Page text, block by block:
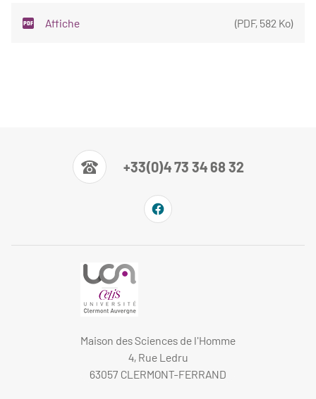
Affiche (PDF, 582 Ko)
+33(0)4 73 34 68 32
Maison des Sciences de l'Homme
4, Rue Ledru
63057 CLERMONT-FERRAND